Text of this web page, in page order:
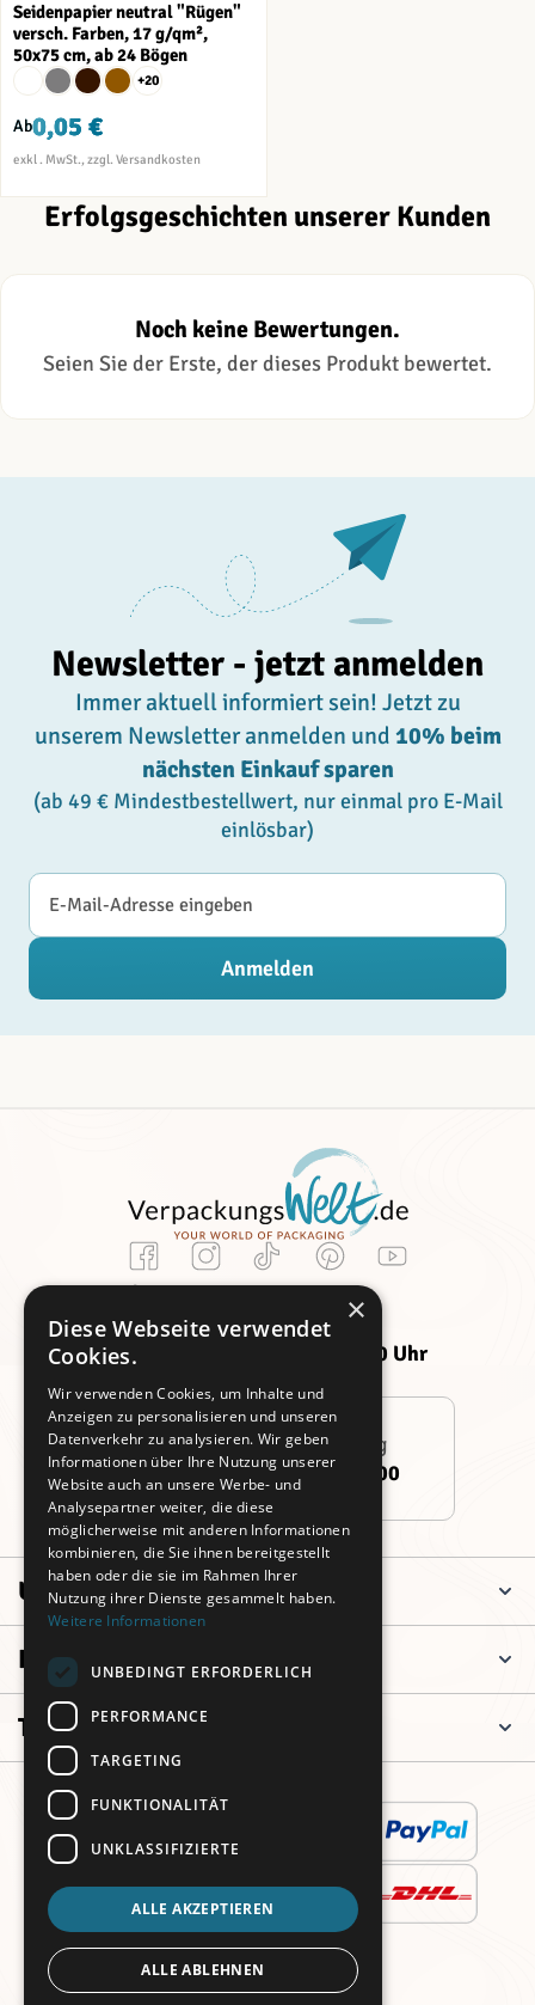
Seidenpapier neutral "Rügen"
versch. Farben, 17 g/qm²,
50x75 cm, ab 24 Bögen
+20
Ab0,05 €
Erfolgsgeschichten unserer Kunden
Noch keine Bewertungen.
Seien Sie der Erste, der dieses Produkt bewertet.
Newsletter - jetzt anmelden
Immer aktuell informiert sein! Jetzt zu
unserem Newsletter anmelden und 10% beim
nächsten Einkauf sparen
(ab 49 € Mindestbestellwert, nur einmal pro E-Mail
einlösbar)
E-Mail-Adresse
Anmelden
Kundenservice
Montag -
Donnerstag:
09:00 - 16:00 Uhr
Freitag:
09:00 - 14:00 Uhr
Persönliche Beratung
+49 (0)911 3260 6700
Unternehmen
Informationen
Top Kategorien
×
Diese Webseite verwendet
Cookies.
Wir verwenden Cookies, um Inhalte und
Anzeigen zu personalisieren und unseren
Datenverkehr zu analysieren. Wir geben
Informationen über Ihre Nutzung unserer
Website auch an unsere Werbe- und
Analysepartner weiter, die diese
möglicherweise mit anderen Informationen
kombinieren, die Sie ihnen bereitgestellt
haben oder die sie im Rahmen Ihrer
Nutzung ihrer Dienste gesammelt haben.
Weitere Informationen
UNBEDINGT ERFORDERLICH
PERFORMANCE
TARGETING
FUNKTIONALITÄT
UNKLASSIFIZIERTE
ALLE AKZEPTIEREN
ALLE ABLEHNEN